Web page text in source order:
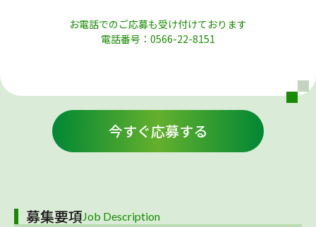
お電話でのご応募も受け付けております
電話番号：0566-22-8151
今すぐ応募する
募集要項Job Description